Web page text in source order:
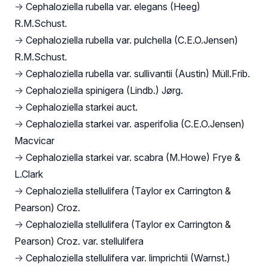
→ Cephaloziella rubella var. elegans (Heeg)
R.M.Schust.
→ Cephaloziella rubella var. pulchella (C.E.O.Jensen)
R.M.Schust.
→ Cephaloziella rubella var. sullivantii (Austin) Müll.Frib.
→ Cephaloziella spinigera (Lindb.) Jørg.
→ Cephaloziella starkei auct.
→ Cephaloziella starkei var. asperifolia (C.E.O.Jensen)
Macvicar
→ Cephaloziella starkei var. scabra (M.Howe) Frye &
L.Clark
→ Cephaloziella stellulifera (Taylor ex Carrington &
Pearson) Croz.
→ Cephaloziella stellulifera (Taylor ex Carrington &
Pearson) Croz. var. stellulifera
→ Cephaloziella stellulifera var. limprichtii (Warnst.)